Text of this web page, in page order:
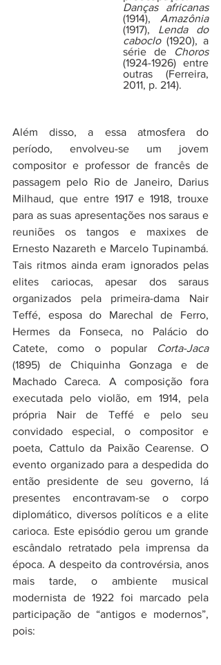
Danças africanas
(1914),
Amazônia
(1917), Lenda do
caboclo (1920), a
série de
Choros
(1924-1926) entre
outras (Ferreira,
2011, p. 214).
Além disso, a essa atmosfera do
período, envolveu-se um jovem
compositor e professor de francês de
passagem pelo Rio de Janeiro, Darius
Milhaud, que entre 1917 e 1918, trouxe
para as suas apresentações nos saraus e
reuniões os tangos e maxixes de
Ernesto Nazareth e Marcelo Tupinambá.
Tais ritmos ainda eram ignorados pelas
elites cariocas, apesar dos saraus
organizados pela primeira-dama Nair
Teffé, esposa do Marechal de Ferro,
Hermes da Fonseca, no Palácio do
Catete, como o popular
Corta-Jaca
(1895) de Chiquinha Gonzaga e de
Machado Careca. A composição fora
executada pelo violão, em 1914, pela
própria Nair de Teffé e pelo seu
convidado especial, o compositor e
poeta, Cattulo da Paixão Cearense. O
evento organizado para a despedida do
então presidente de seu governo, lá
presentes encontravam-se o corpo
diplomático, diversos políticos e a elite
carioca. Este episódio gerou um grande
escândalo retratado pela imprensa da
época. A despeito da controvérsia, anos
mais tarde, o ambiente musical
modernista de 1922 foi marcado pela
participação de “antigos e modernos”,
pois: